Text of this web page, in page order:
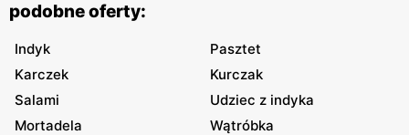
podobne oferty:
Indyk
Pasztet
Karczek
Kurczak
Salami
Udziec z indyka
Mortadela
Wątróbka